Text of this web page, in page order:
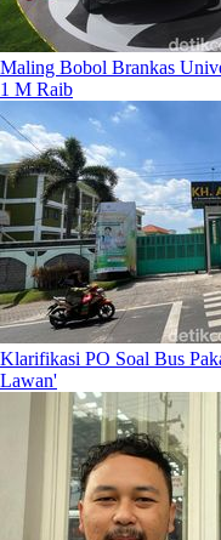
Maling Bobol Brankas
1 M Raib
Klarifikasi PO Soal Bus
Lawan'